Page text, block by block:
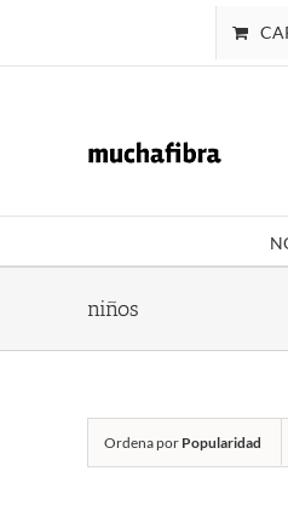
niños
Ordena por Popularidad